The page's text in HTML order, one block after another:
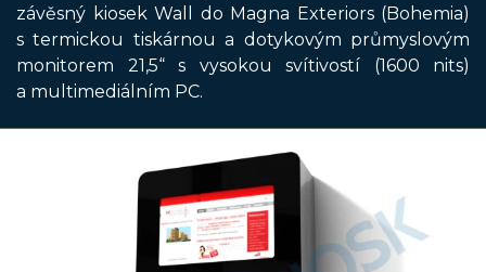
závěsný kiosek Wall do Magna Exteriors (Bohemia)
s termickou tiskárnou a dotykovým průmyslovým
monitorem 21,5“ s vysokou svítivostí (1600 nits)
a multimediálním PC.